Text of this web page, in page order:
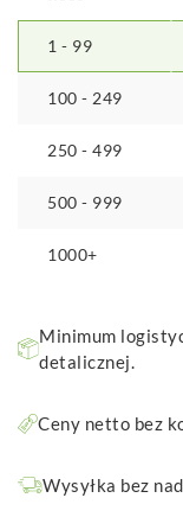
1 - 99
100 - 249
250 - 499
500 - 999
1000+
Minimum
detalicznej.
Ceny netto bez
Wysyłka bez